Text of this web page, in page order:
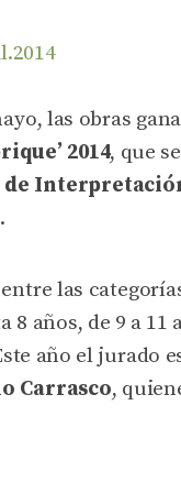
las obras
2014, que
de
las
años, de 9 a
año el jurado
Carrasco,